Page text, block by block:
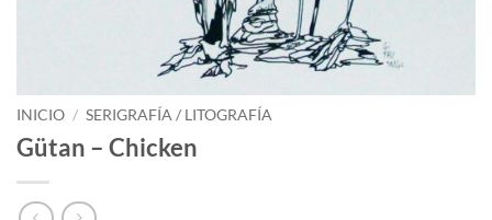
INICIO / SERIGRAFÍA / LITOGRAFÍA
Gütan – Chicken